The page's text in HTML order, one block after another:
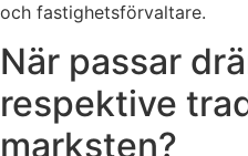
och fastighetsförvaltare.
När passar
respektive
marksten?